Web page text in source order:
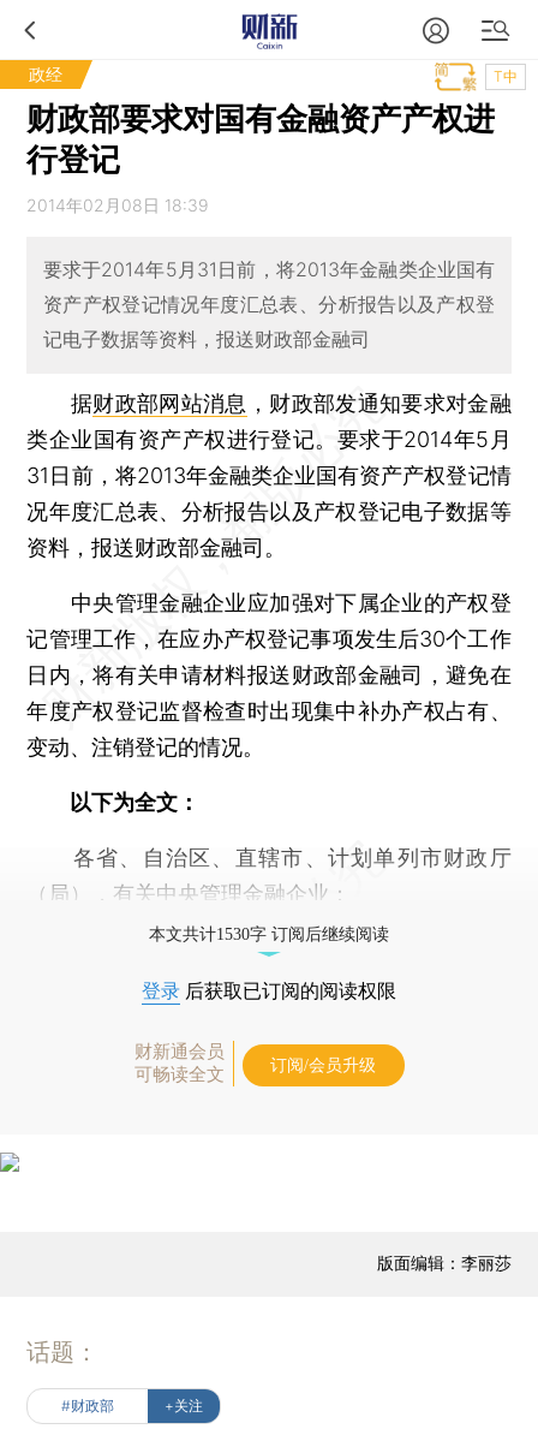
政经 T中
财政部要求对国有金融资产产权进
行登记
2014年02月08日 18:39
要求于2014年5月31日前，将2013年金融类企业国有
资产产权登记情况年度汇总表、分析报告以及产权登
记电子数据等资料，报送财政部金融司
据财政部网站消息 ，财政部发通知要求对金融
类企业国有资产产权进行登记。要求于2014年5月
31日前，将2013年金融类企业国有资产产权登记情
况年度汇总表、分析报告以及产权登记电子数据等
资料，报送财政部金融司。
中央管理金融企业应加强对下属企业的产权登
记管理工作，在应办产权登记事项发生后30个工作
日内，将有关申请材料报送财政部金融司，避免在
年度产权登记监督检查时出现集中补办产权占有、
变动、注销登记的情况。
以下为全文：
各省、自治区、直辖市、计划单列市财政厅
（局），有关中央管理金融企业：
本文共计1530字 订阅后继续阅读
登录 后获取已订阅的阅读权限
财新通会员
可畅读全文
订阅/会员升级
版面编辑：李丽莎
话题：
#财政部 +关注